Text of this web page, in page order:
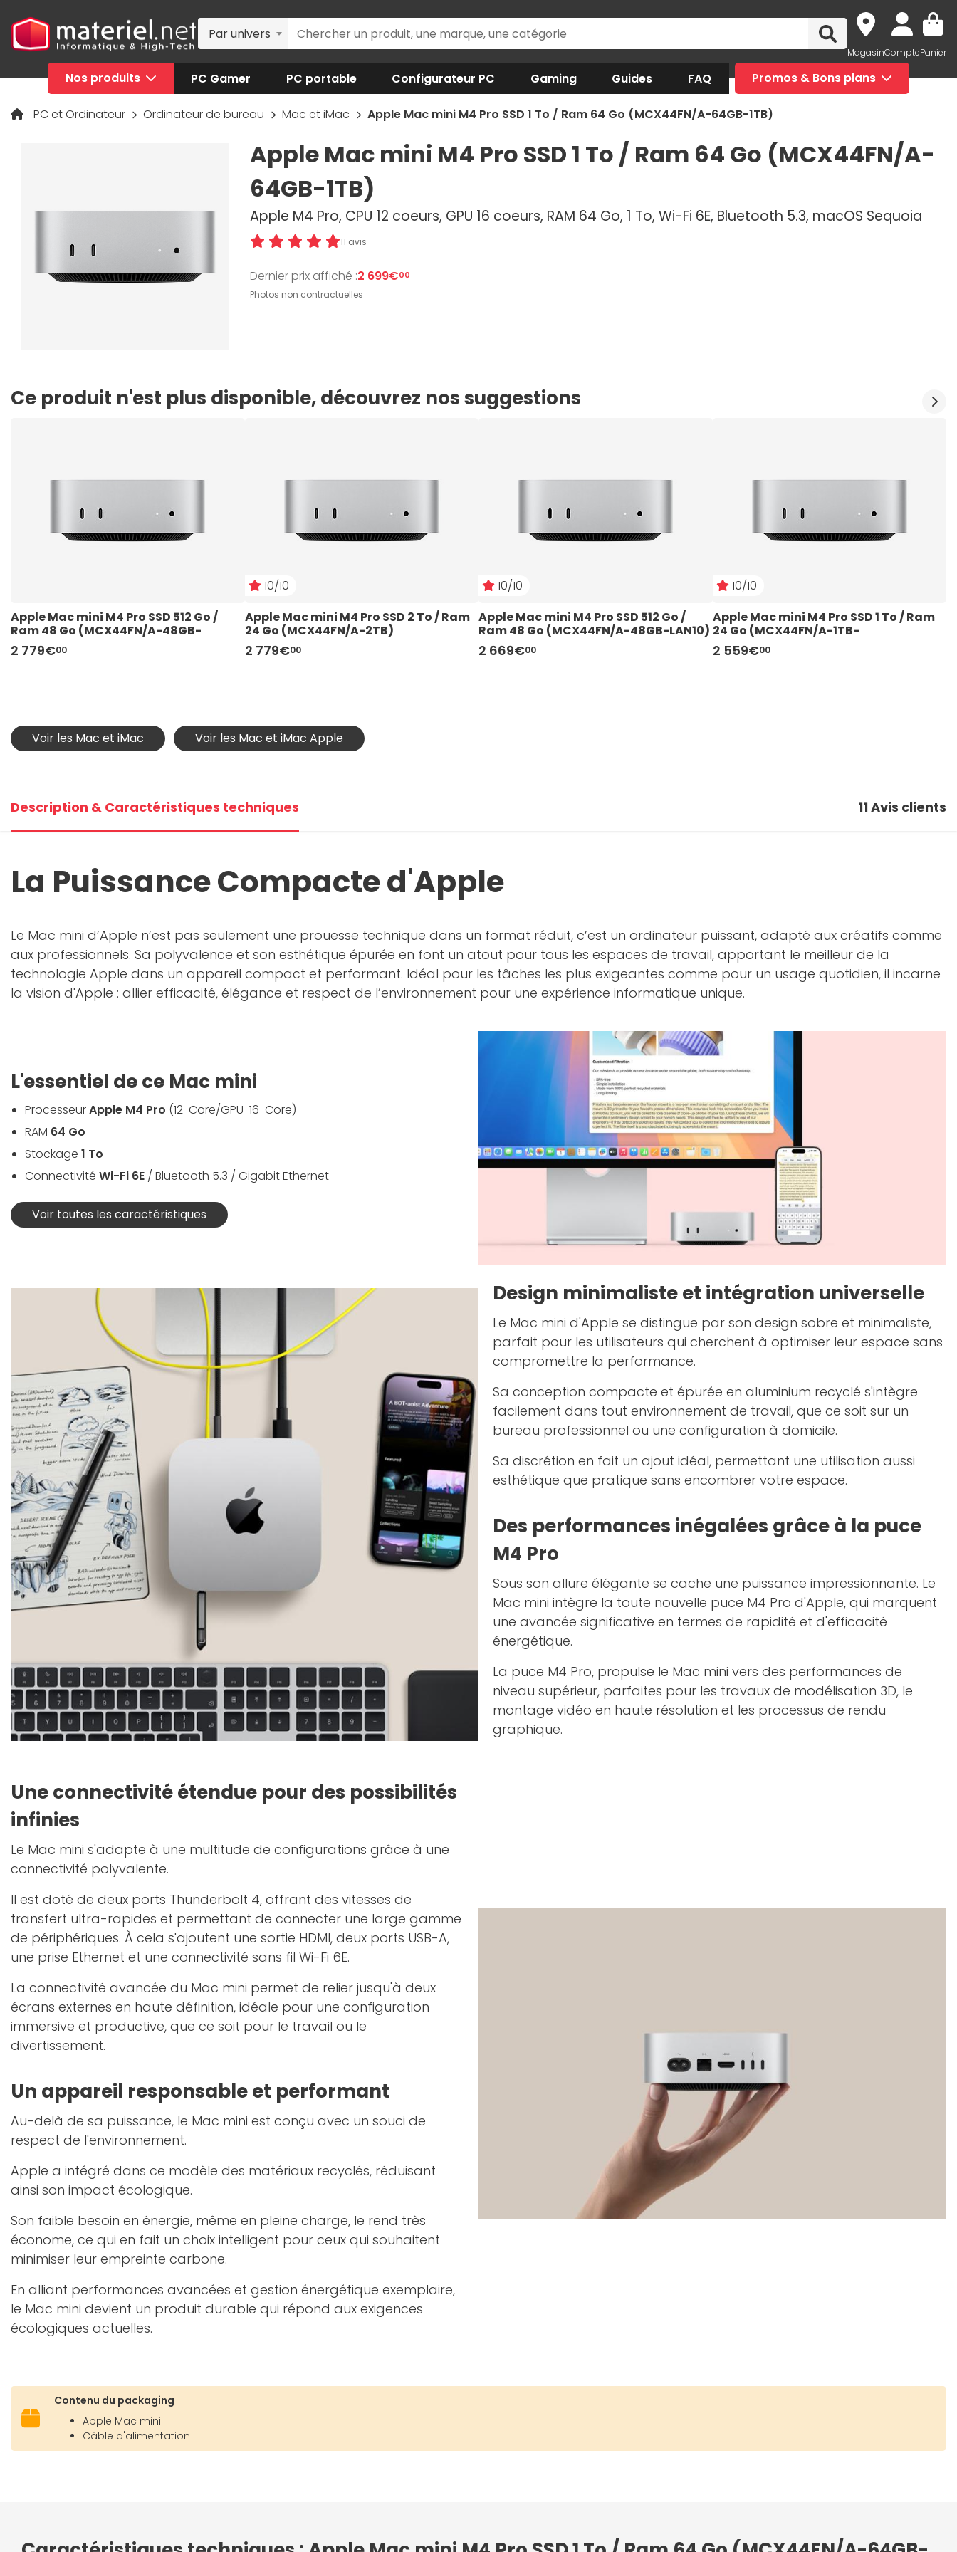
Par univers
MagasinComptePanier
Nos produits PC Gamer PC portable Configurateur PC Gaming Guides FAQ Promos & Bons plans
PC et Ordinateur Ordinateur de bureau Mac et iMac Apple Mac mini M4 Pro SSD 1 To / Ram 64 Go (MCX44FN/A-64GB-1TB)
Apple Mac mini M4 Pro SSD 1 To / Ram 64 Go (MCX44FN/A-
64GB-1TB)
Apple M4 Pro, CPU 12 coeurs, GPU 16 coeurs, RAM 64 Go, 1 To, Wi-Fi 6E, Bluetooth 5.3, macOS Sequoia
11 avis
Dernier prix affiché :2 699€00
Photos non contractuelles
Ce produit n'est plus disponible, découvrez nos suggestions
Apple Mac mini M4 Pro SSD 512 Go /
Ram 48 Go (MCX44FN/A-48GB-
CPU14/GPU20)
2 779€00
10/10
Apple Mac mini M4 Pro SSD 2 To / Ram
24 Go (MCX44FN/A-2TB)
2 779€00
10/10
Apple Mac mini M4 Pro SSD 512 Go /
Ram 48 Go (MCX44FN/A-48GB-LAN10)
2 669€00
10/10
Apple Mac mini M4 Pro SSD 1 To / Ram
24 Go (MCX44FN/A-1TB-
CPU14/GPU20-LAN10)
2 559€00
Voir les Mac et iMac Voir les Mac et iMac Apple
Description & Caractéristiques techniques 11Avis clients
La Puissance Compacte d'Apple
Le Mac mini d’Apple n’est pas seulement une prouesse technique dans un format réduit, c’est un ordinateur puissant, adapté aux créatifs comme
aux professionnels. Sa polyvalence et son esthétique épurée en font un atout pour tous les espaces de travail, apportant le meilleur de la
technologie Apple dans un appareil compact et performant. Idéal pour les tâches les plus exigeantes comme pour un usage quotidien, il incarne
la vision d'Apple : allier efficacité, élégance et respect de l’environnement pour une expérience informatique unique.
L'essentiel de ce Mac mini
ProcesseurApple M4 Pro (12-Core/GPU-16-Core)
RAM 64 Go
Stockage 1 To
Connectivité Wi-Fi 6E / Bluetooth 5.3 / Gigabit Ethernet
Voir toutes les caractéristiques
Design minimaliste et intégration universelle
Le Mac mini d'Apple se distingue par son design sobre et minimaliste,
parfait pour les utilisateurs qui cherchent à optimiser leur espace sans
compromettre la performance.
Sa conception compacte et épurée en aluminium recyclé s'intègre
facilement dans tout environnement de travail, que ce soit sur un
bureau professionnel ou une configuration à domicile.
Sa discrétion en fait un ajout idéal, permettant une utilisation aussi
esthétique que pratique sans encombrer votre espace.
Des performances inégalées grâce à la puce
M4 Pro
Sous son allure élégante se cache une puissance impressionnante. Le
Mac mini intègre la toute nouvelle puce M4 Pro d'Apple, qui marquent
une avancée significative en termes de rapidité et d'efficacité
énergétique.
La puce M4 Pro, propulse le Mac mini vers des performances de
niveau supérieur, parfaites pour les travaux de modélisation 3D, le
montage vidéo en haute résolution et les processus de rendu
graphique.
Une connectivité étendue pour des possibilités
infinies
Le Mac mini s'adapte à une multitude de configurations grâce à une
connectivité polyvalente.
Il est doté de deux ports Thunderbolt 4, offrant des vitesses de
transfert ultra-rapides et permettant de connecter une large gamme
de périphériques. À cela s'ajoutent une sortie HDMI, deux ports USB-A,
une prise Ethernet et une connectivité sans fil Wi-Fi 6E.
La connectivité avancée du Mac mini permet de relier jusqu'à deux
écrans externes en haute définition, idéale pour une configuration
immersive et productive, que ce soit pour le travail ou le
divertissement.
Un appareil responsable et performant
Au-delà de sa puissance, le Mac mini est conçu avec un souci de
respect de l'environnement.
Apple a intégré dans ce modèle des matériaux recyclés, réduisant
ainsi son impact écologique.
Son faible besoin en énergie, même en pleine charge, le rend très
économe, ce qui en fait un choix intelligent pour ceux qui souhaitent
minimiser leur empreinte carbone.
En alliant performances avancées et gestion énergétique exemplaire,
le Mac mini devient un produit durable qui répond aux exigences
écologiques actuelles.
Contenu du packaging
Apple Mac mini
Câble d'alimentation